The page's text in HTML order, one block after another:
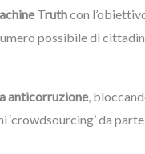
Truthcon
possibile di
anticorruzione,
‘crowdsourcing’ da